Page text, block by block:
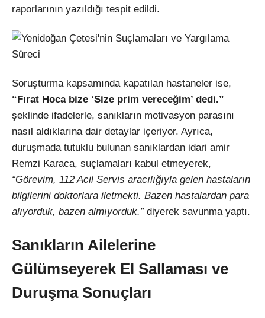
raporlarının yazıldığı tespit edildi.
Soruşturma kapsamında kapatılan hastaneler ise,
“Fırat Hoca bize ‘Size prim vereceğim’ dedi.”
şeklinde ifadelerle, sanıkların motivasyon parasını
nasıl aldıklarına dair detaylar içeriyor. Ayrıca,
duruşmada tutuklu bulunan sanıklardan idari amir
Remzi Karaca, suçlamaları kabul etmeyerek,
“Görevim, 112 Acil Servis aracılığıyla gelen hastaların
bilgilerini doktorlara iletmekti. Bazen hastalardan para
alıyorduk, bazen almıyorduk.”diyerek savunma yaptı.
Sanıkların Ailelerine
Gülümseyerek El Sallaması ve
Duruşma Sonuçları